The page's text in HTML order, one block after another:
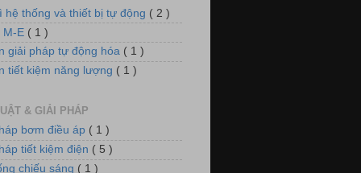
điều khiển nồi hơi xử lý khí thải
điều áp cho hệ thống làm mát
hệ thống và thiết bị tự động ( 2 )
M-E ( 1 )
giải pháp tự động hóa ( 1 )
tiết kiệm năng lượng ( 1 )
& GIẢI PHÁP
bơm điều áp ( 1 )
tiết kiệm điện ( 5 )
chiếu sáng ( 1 )